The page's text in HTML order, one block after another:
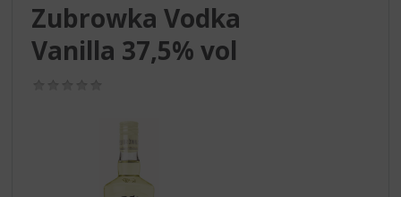
Zubrowka Vodka
Vanilla 37,5% vol